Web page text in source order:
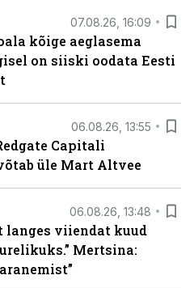
07.08.26, 16:09
kõige aeglasema
on siiski oodata Eesti
06.08.26, 13:55
Capitali
üle Mart Altvee
06.08.26, 13:48
langes viiendat kuud
Mertsina: